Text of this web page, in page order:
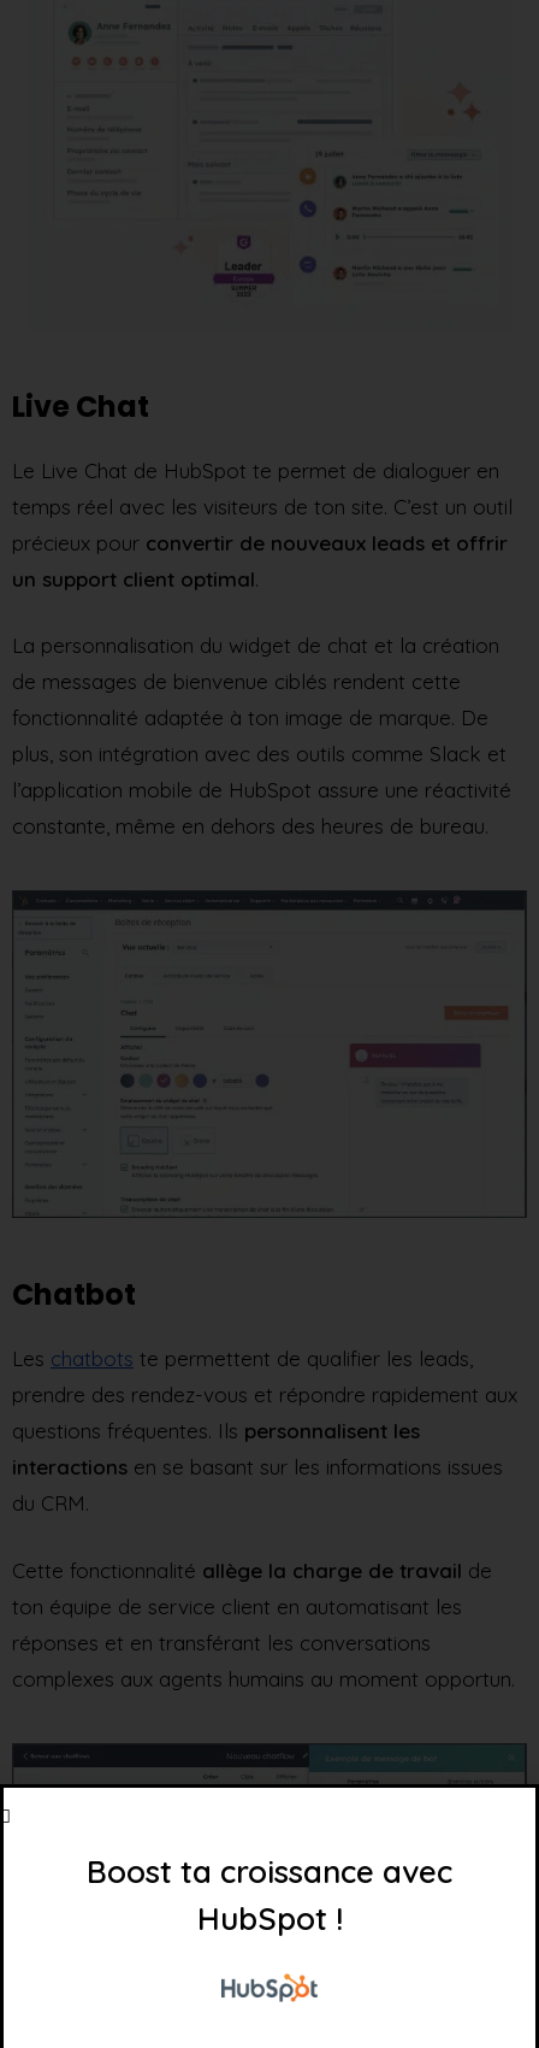
Live Chat
Le Live Chat de HubSpot te permet de dialoguer en
temps réel avec les visiteurs de ton site. C’est un outil
précieux pour convertir de nouveaux leads et offrir
un support client optimal.
La personnalisation du widget de chat et la création
de messages de bienvenue ciblés rendent cette
fonctionnalité adaptée à ton image de marque. De
plus, son intégration avec des outils comme Slack et
l’application mobile de HubSpot assure une réactivité
constante, même en dehors des heures de bureau.
Chatbot
Les chatbots te permettent de qualifier les leads,
prendre des rendez-vous et répondre rapidement aux
questions fréquentes. Ils personnalisent les
interactions en se basant sur les informations issues
du CRM.
Cette fonctionnalité allège la charge de travail de
ton équipe de service client en automatisant les
réponses et en transférant les conversations
complexes aux agents humains au moment opportun.
Boost ta croissance avec
HubSpot !